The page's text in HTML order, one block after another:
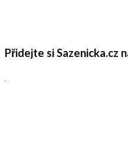
Přidejte si Sazenicka.cz